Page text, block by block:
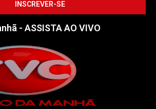
- ASSISTA AO VIVO